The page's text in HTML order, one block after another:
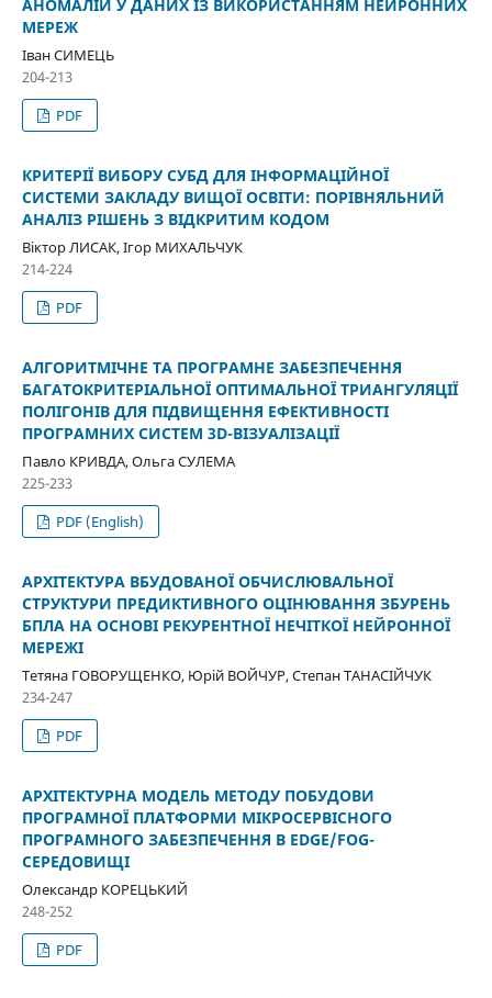
АНОМАЛІЙ У ДАНИХ ІЗ ВИКОРИСТАННЯМ НЕЙРОННИХ
МЕРЕЖ
Іван СИМЕЦЬ
204-213
PDF
КРИТЕРІЇ ВИБОРУ СУБД ДЛЯ ІНФОРМАЦІЙНОЇ
СИСТЕМИ ЗАКЛАДУ ВИЩОЇ ОСВІТИ: ПОРІВНЯЛЬНИЙ
АНАЛІЗ РІШЕНЬ З ВІДКРИТИМ КОДОМ
Віктор ЛИСАК, Ігор МИХАЛЬЧУК
214-224
PDF
АЛГОРИТМІЧНЕ ТА ПРОГРАМНЕ ЗАБЕЗПЕЧЕННЯ
БАГАТОКРИТЕРІАЛЬНОЇ ОПТИМАЛЬНОЇ ТРИАНГУЛЯЦІЇ
ПОЛІГОНІВ ДЛЯ ПІДВИЩЕННЯ ЕФЕКТИВНОСТІ
ПРОГРАМНИХ СИСТЕМ 3D-ВІЗУАЛІЗАЦІЇ
Павло КРИВДА, Ольга СУЛЕМА
225-233
PDF (English)
АРХІТЕКТУРА ВБУДОВАНОЇ ОБЧИСЛЮВАЛЬНОЇ
СТРУКТУРИ ПРЕДИКТИВНОГО ОЦІНЮВАННЯ ЗБУРЕНЬ
БПЛА НА ОСНОВІ РЕКУРЕНТНОЇ НЕЧІТКОЇ НЕЙРОННОЇ
МЕРЕЖІ
Тетяна ГОВОРУЩЕНКО, Юрій ВОЙЧУР, Степан ТАНАСІЙЧУК
234-247
PDF
АРХІТЕКТУРНА МОДЕЛЬ МЕТОДУ ПОБУДОВИ
ПРОГРАМНОЇ ПЛАТФОРМИ МІКРОСЕРВІСНОГО
ПРОГРАМНОГО ЗАБЕЗПЕЧЕННЯ В EDGE/FOG-
СЕРЕДОВИЩІ
Олександр КОРЕЦЬКИЙ
248-252
PDF